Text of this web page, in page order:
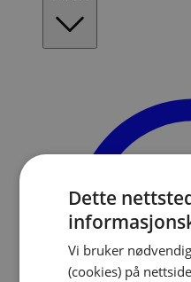
Dette
Vi bruker
(cookies) på